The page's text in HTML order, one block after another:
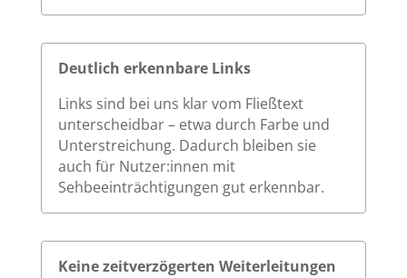
Deutlich erkennbare Links
Links sind bei uns klar vom Fließtext
unterscheidbar – etwa durch Farbe und
Unterstreichung. Dadurch bleiben sie
auch für Nutzer:innen mit
Sehbeeinträchtigungen gut erkennbar.
Keine zeitverzögerten Weiterleitungen